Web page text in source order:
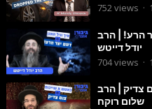
752views ·
הרע! | הרב
יודל דייטש
704views ·
צדיק | הרב
שלום רוקח